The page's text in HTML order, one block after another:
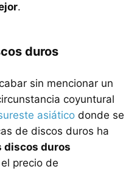
.
duros
sin mencionar un
coyuntural
asiático donde se
de discos duros ha
discos duros
precio de